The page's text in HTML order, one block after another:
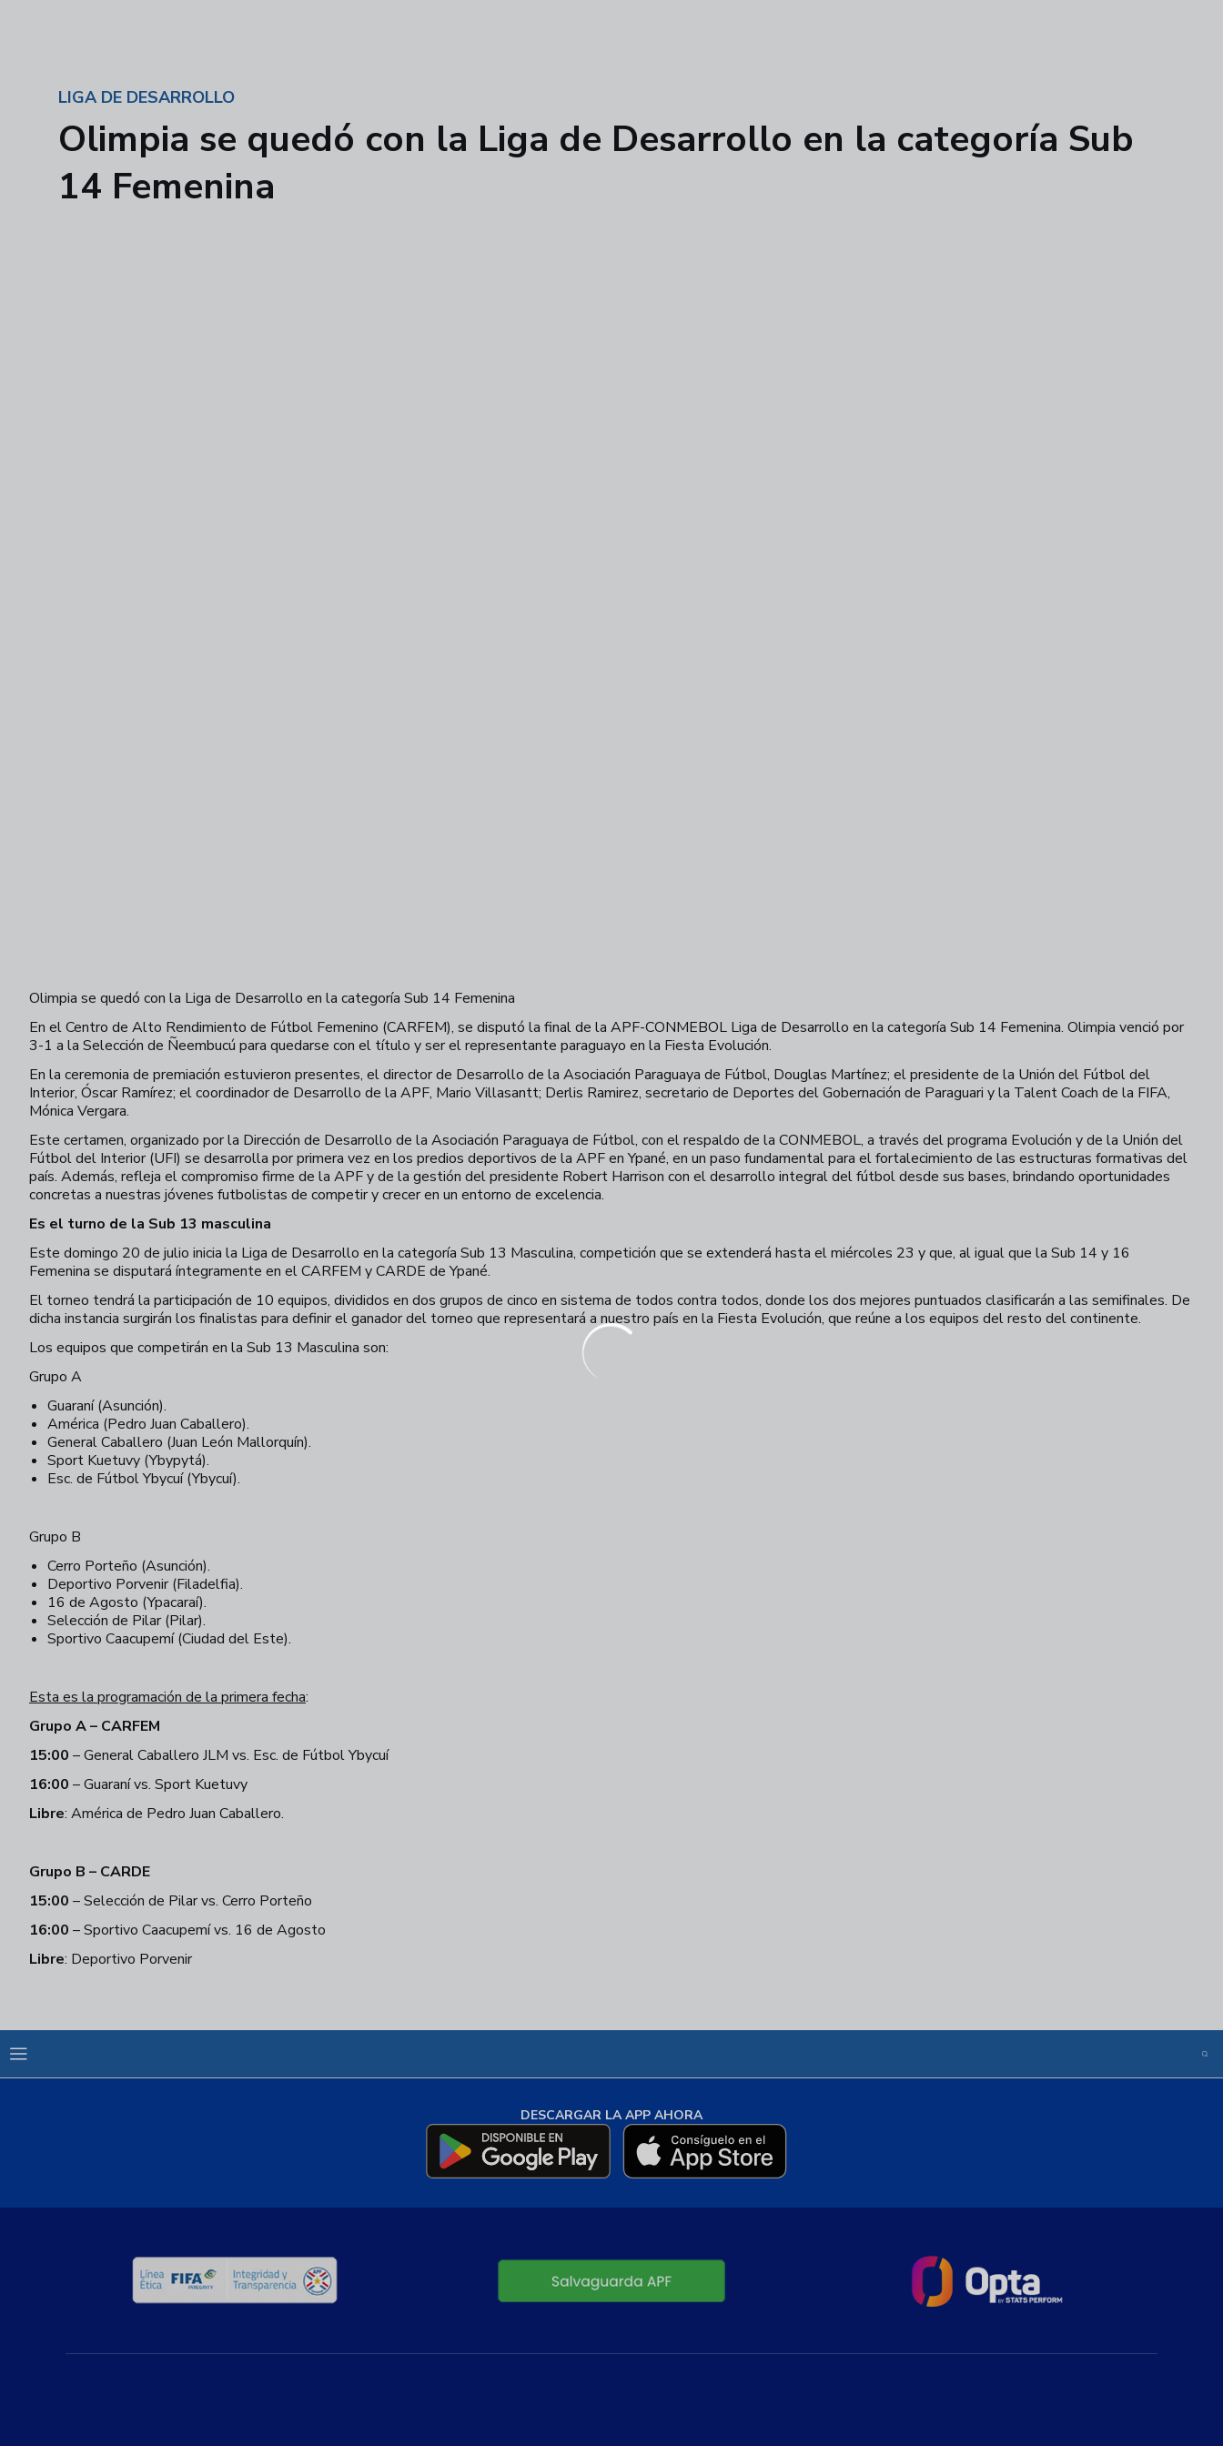
LIGA DE DESARROLLO
Olimpia se quedó con la Liga de Desarrollo en la categoría Sub
14 Femenina
Olimpia se quedó con la Liga de Desarrollo en la categoría Sub 14 Femenina
En el Centro de Alto Rendimiento de Fútbol Femenino (CARFEM), se disputó la final de la APF-CONMEBOL Liga de Desarrollo en la categoría Sub 14 Femenina. Olimpia venció por
3-1 a la Selección de Ñeembucú para quedarse con el título y ser el representante paraguayo en la Fiesta Evolución.
En la ceremonia de premiación estuvieron presentes, el director de Desarrollo de la Asociación Paraguaya de Fútbol, Douglas Martínez; el presidente de la Unión del Fútbol del
Interior, Óscar Ramírez; el coordinador de Desarrollo de la APF, Mario Villasantt; Derlis Ramirez, secretario de Deportes del Gobernación de Paraguari y la Talent Coach de la FIFA,
Mónica Vergara.
Este certamen, organizado por la Dirección de Desarrollo de la Asociación Paraguaya de Fútbol, con el respaldo de la CONMEBOL, a través del programa Evolución y de la Unión del
Fútbol del Interior (UFI) se desarrolla por primera vez en los predios deportivos de la APF en Ypané, en un paso fundamental para el fortalecimiento de las estructuras formativas del
país. Además, refleja el compromiso firme de la APF y de la gestión del presidente Robert Harrison con el desarrollo integral del fútbol desde sus bases, brindando oportunidades
concretas a nuestras jóvenes futbolistas de competir y crecer en un entorno de excelencia.
Es el turno de la Sub 13 masculina
Este domingo 20 de julio inicia la Liga de Desarrollo en la categoría Sub 13 Masculina, competición que se extenderá hasta el miércoles 23 y que, al igual que la Sub 14 y 16
Femenina se disputará íntegramente en el CARFEM y CARDE de Ypané.
El torneo tendrá la participación de 10 equipos, divididos en dos grupos de cinco en sistema de todos contra todos, donde los dos mejores puntuados clasificarán a las semifinales. De
dicha instancia surgirán los finalistas para definir el ganador del torneo que representará a nuestro país en la Fiesta Evolución, que reúne a los equipos del resto del continente.
Los equipos que competirán en la Sub 13 Masculina son:
Grupo A
Guaraní (Asunción).
América (Pedro Juan Caballero).
General Caballero (Juan León Mallorquín).
Sport Kuetuvy (Ybypytá).
Esc. de Fútbol Ybycuí (Ybycuí).
Grupo B
Cerro Porteño (Asunción).
Deportivo Porvenir (Filadelfia).
16 de Agosto (Ypacaraí).
Selección de Pilar (Pilar).
Sportivo Caacupemí (Ciudad del Este).
Esta es la programación de la primera fecha:
Grupo A – CARFEM
15:00 – General Caballero JLM vs. Esc. de Fútbol Ybycuí
16:00 – Guaraní vs. Sport Kuetuvy
Libre: América de Pedro Juan Caballero.
Grupo B – CARDE
15:00 – Selección de Pilar vs. Cerro Porteño
16:00 – Sportivo Caacupemí vs. 16 de Agosto
Libre: Deportivo Porvenir
DESCARGAR LA APP AHORA